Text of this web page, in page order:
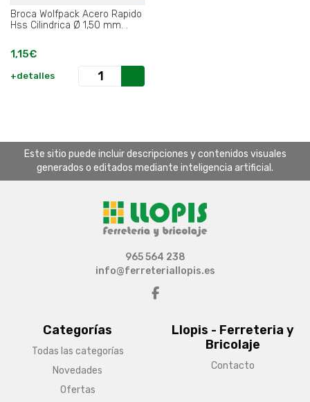
Broca Wolfpack Acero Rapido
Hss Cilindrica Ø 1,50 mm. .
1,15€
+detalles
Este sitio puede incluir descripciones y contenidos visuales
generados o editados mediante inteligencia artificial.
Categorías
Todas las categorías
Novedades
Ofertas
Llopis - Ferreteria y
Bricolaje
Contacto
965 564 238
info@ferreteriallopis.es